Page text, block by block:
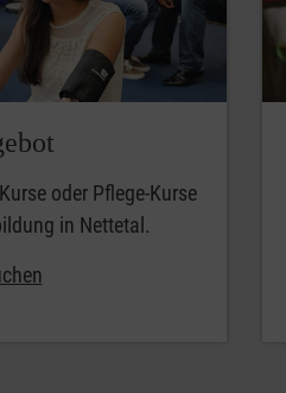
oder Pflege-Kurse
in Nettetal.